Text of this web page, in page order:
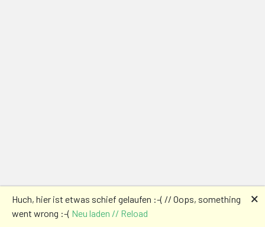
Huch, hier ist etwas schief gelaufen :-( // Oops, something
went wrong :-( Neu laden // Reload
🗙